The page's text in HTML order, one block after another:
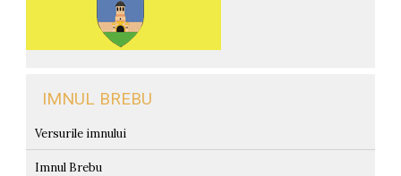
IMNUL BREBU
Versurile imnului
Imnul Brebu